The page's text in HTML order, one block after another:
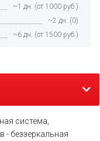
~1 дн. (от 1000 руб.)
~2 дн. (0)
~6 дн. (от 1500 руб.)
система,
беззеркальная